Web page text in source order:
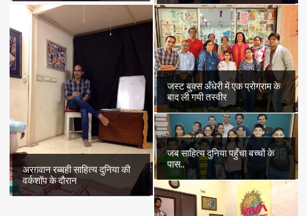
अरग़वान रब्बही साहित्य दुनिया की
वर्कशॉप के दौरान
जस्ट बुक्स अँधेरी में एक प्रोग्राम के
बाद ली गयी तस्वीर
जब साहित्य दुनिया पहुँचा बच्चों के
पास..